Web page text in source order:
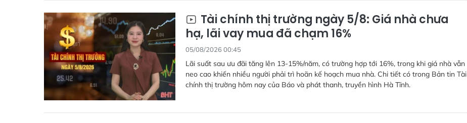
Tài chính thị trường ngày 5/8: Giá nhà chưa
hạ, lãi vay mua đã chạm 16%
05/08/2026 00:45
Lãi suất sau ưu đãi tăng lên 13-15%/năm, có trường hợp tới 16%, trong khi giá nhà vẫn
neo cao khiến nhiều người phải trì hoãn kế hoạch mua nhà. Chi tiết có trong Bản tin Tài
chính thị trường hôm nay của Báo và phát thanh, truyền hình Hà Tĩnh.